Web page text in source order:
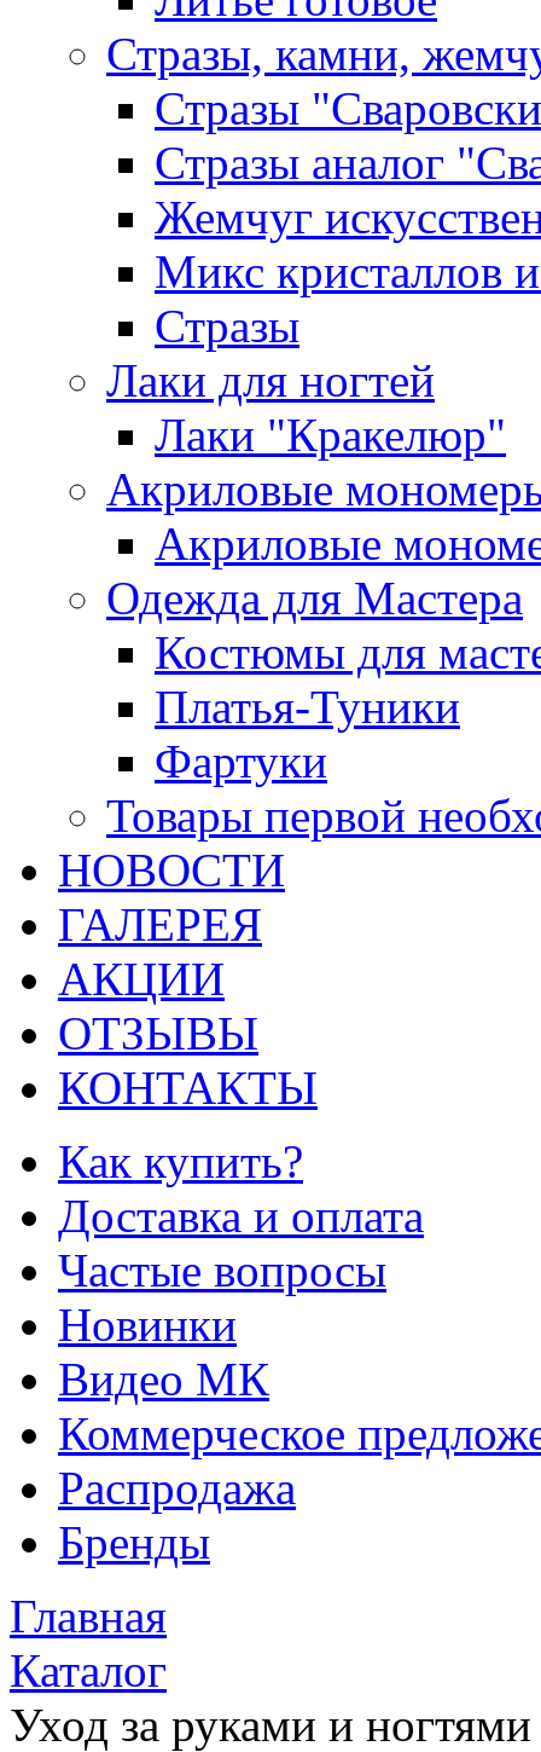
Стразы, камни,
Стразы
Стразы аналог
Жемчуг
Микс кристаллов
Стразы
Лаки для ногтей
Лаки "Кракелюр"
Акриловые
Акриловые
Одежда для Мастера
Костюмы для
Платья-Туники
Фартуки
Товары первой
НОВОСТИ
ГАЛЕРЕЯ
АКЦИИ
ОТЗЫВЫ
КОНТАКТЫ
Как купить?
Доставка и оплата
Частые вопросы
Новинки
Видео МК
Коммерческое
Распродажа
Бренды
Главная
Каталог
Уход за руками и ногтями